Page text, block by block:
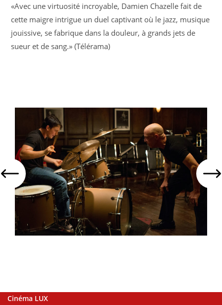
«Avec une virtuosité incroyable, Damien Chazelle fait de
cette maigre intrigue un duel captivant où le jazz, musique
jouissive, se fabrique dans la douleur, à grands jets de
sueur et de sang.» (Télérama)
Cinéma LUX